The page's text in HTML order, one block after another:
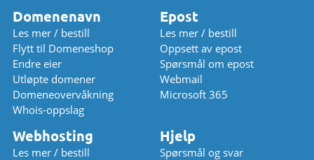
Domenenavn
Les mer / bestill
Flytt til Domeneshop
Endre eier
Utløpte domener
Domeneovervåkning
Whois-oppslag
Epost
Les mer / bestill
Oppsett av epost
Spørsmål om epost
Webmail
Microsoft 365
Webhosting
Les mer / bestill
Hjelp
Spørsmål og svar